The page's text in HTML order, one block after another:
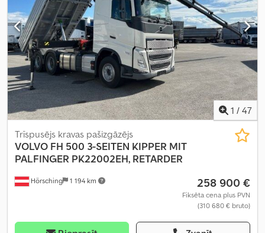
1 / 47
Hörsching 1 194 km
Trīspusējs kravas pašizgāzējs
VOLVO FH 500 3-SEITEN KIPPER MIT
PALFINGER PK22002EH, RETARDER
258 900 €
Fiksēta cena plus PVN
(310 680 € bruto)